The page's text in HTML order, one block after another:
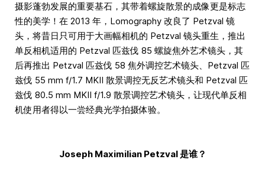
摄影蓬勃发展的重要基石，其带着螺旋散景的成像更是标志
性的美学！在 2013 年，Lomography 改良了 Petzval 镜
头，将昔日只可用于大画幅相机的 Petzval 镜头重生，推出
单反相机适用的 Petzval 匹兹伐 85 螺旋焦外艺术镜头，其
后再推出 Petzval 匹兹伐 58 焦外调控艺术镜头、Petzval 匹
兹伐 55 mm f/1.7 MKII 散景调控无反艺术镜头和 Petzval 匹
兹伐 80.5 mm MKII f/1.9 散景调控艺术镜头，让现代单反相
机使用者得以一尝经典光学拍摄体验。
Joseph Maximilian Petzval 是谁？